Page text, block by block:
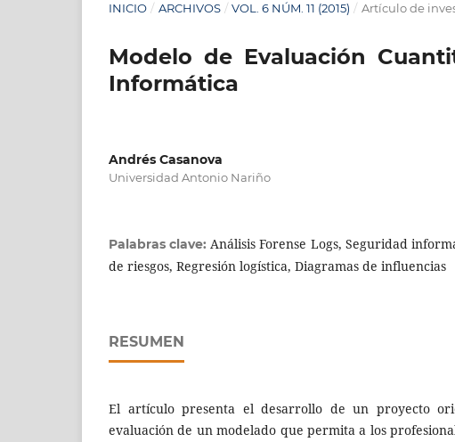
INICIO / ARCHIVOS / VOL. 6 NÚM. 11 (2015) / Artículo de
Modelo de Evaluación
Informática
Andrés Casanova
Universidad Antonio Nariño
Palabras clave:Análisis Forense Logs, Seguridad
de riesgos, Regresión logística, Diagramas de influencias
RESUMEN
El artículo presenta el desarrollo de un proyecto
evaluación de un modelado que permita a los